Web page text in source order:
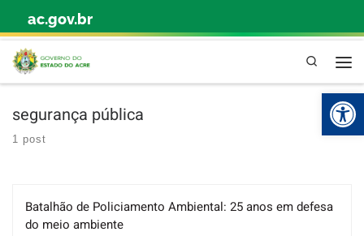
Skip to content
ac.gov.br
Pesquisa
segurança pública
1 post
Batalhão de Policiamento Ambiental: 25 anos em defesa
do meio ambiente